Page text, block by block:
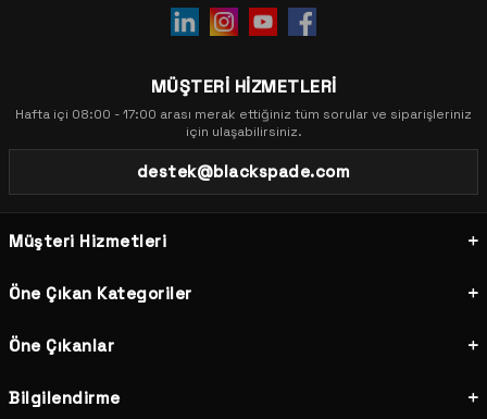
MÜŞTERİ HİZMETLERİ
Hafta içi 08:00 - 17:00 arası merak ettiğiniz tüm sorular ve siparişleriniz
için ulaşabilirsiniz.
destek@blackspade.com
Müşteri Hizmetleri
Öne Çıkan Kategoriler
Öne Çıkanlar
Bilgilendirme